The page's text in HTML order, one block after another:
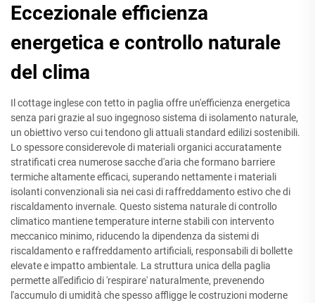
Eccezionale efficienza
energetica e controllo naturale
del clima
Il cottage inglese con tetto in paglia offre un'efficienza energetica
senza pari grazie al suo ingegnoso sistema di isolamento naturale,
un obiettivo verso cui tendono gli attuali standard edilizi sostenibili.
Lo spessore considerevole di materiali organici accuratamente
stratificati crea numerose sacche d'aria che formano barriere
termiche altamente efficaci, superando nettamente i materiali
isolanti convenzionali sia nei casi di raffreddamento estivo che di
riscaldamento invernale. Questo sistema naturale di controllo
climatico mantiene temperature interne stabili con intervento
meccanico minimo, riducendo la dipendenza da sistemi di
riscaldamento e raffreddamento artificiali, responsabili di bollette
elevate e impatto ambientale. La struttura unica della paglia
permette all'edificio di 'respirare' naturalmente, prevenendo
l'accumulo di umidità che spesso affligge le costruzioni moderne